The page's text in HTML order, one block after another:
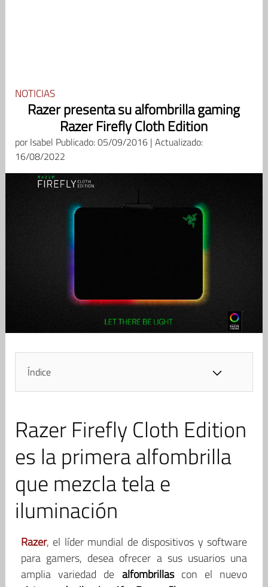
NOTICIAS
Razer presenta su alfombrilla gaming
Razer Firefly Cloth Edition
porIsabel Publicado: 05/09/2016 | Actualizado:
16/08/2022
Índice
Razer Firefly Cloth Edition
es la primera alfombrilla
que mezcla tela e
iluminación
Razer, el líder mundial de dispositivos y software
para gamers, desea ofrecer a sus usuarios una
amplia variedad de alfombrillascon el nuevo